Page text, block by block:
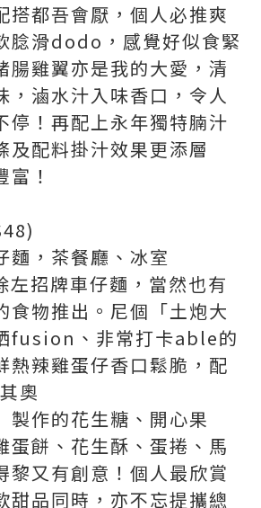
搭都吾會厭，個人必推爽
腍滑dodo，感覺好似食緊
腸雞翼亦是我的大愛，清
，滷水汁入味香口，令人
停！再配上永年獨特腩汁
及配料掛汁效果更添層
！
麵，茶餐廳、冰室
招牌車仔麵，當然也有
食物推出。尼個「土炮大
fusion、非常打卡able的
熱辣雞蛋仔香口鬆脆，配
奧
製作的花生糖、開心果
蛋餅、花生酥、蛋捲、馬
黎又有創意！個人最欣賞
甜品同時，亦不忘提攜總